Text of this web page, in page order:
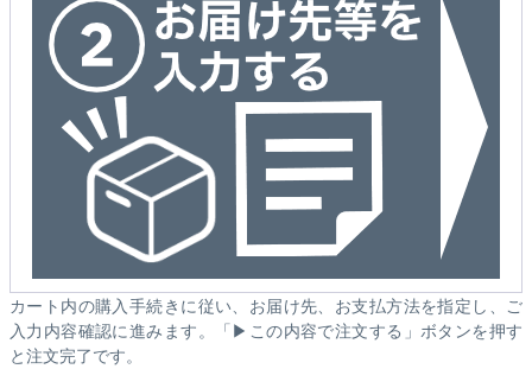
カート内の購入手続きに従い、お届け先、お支払方法を指定し、ご
入力内容確認に進みます。「▶この内容で注文する」ボタンを押す
と注文完了です。